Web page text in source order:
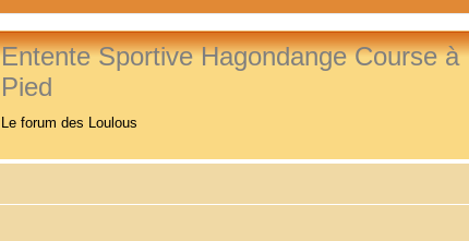
Entente Sportive Hagondange Course à
Pied
Le forum des Loulous